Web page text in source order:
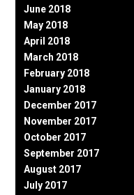
June 2018
May 2018
April 2018
March 2018
February 2018
January 2018
December 2017
November 2017
October 2017
September 2017
August 2017
July 2017